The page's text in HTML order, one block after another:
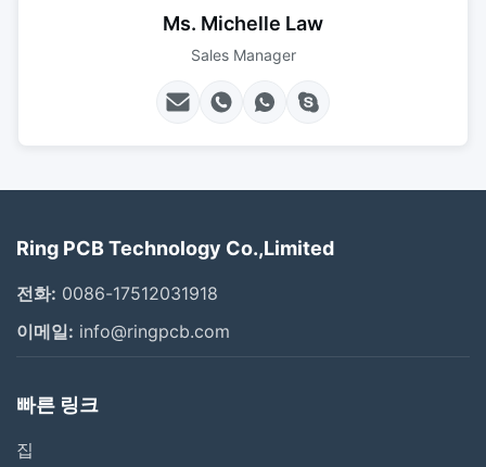
Ms. Michelle Law
Sales Manager
Ring PCB Technology Co.,Limited
전화: 0086-17512031918
이메일: info@ringpcb.com
빠른 링크
집